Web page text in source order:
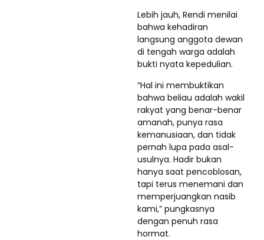
Lebih jauh, Rendi menilai
bahwa kehadiran
langsung anggota dewan
di tengah warga adalah
bukti nyata kepedulian.
“Hal ini membuktikan
bahwa beliau adalah wakil
rakyat yang benar-benar
amanah, punya rasa
kemanusiaan, dan tidak
pernah lupa pada asal-
usulnya. Hadir bukan
hanya saat pencoblosan,
tapi terus menemani dan
memperjuangkan nasib
kami,” pungkasnya
dengan penuh rasa
hormat.